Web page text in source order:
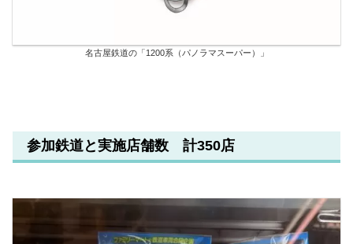
名古屋鉄道の「1200系（パノラマスーパー）」
参加鉄道と実施店舗数 計350店